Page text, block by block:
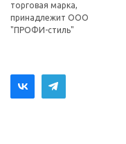
торговая марка,
принадлежит ООО
"ПРОФИ-стиль"